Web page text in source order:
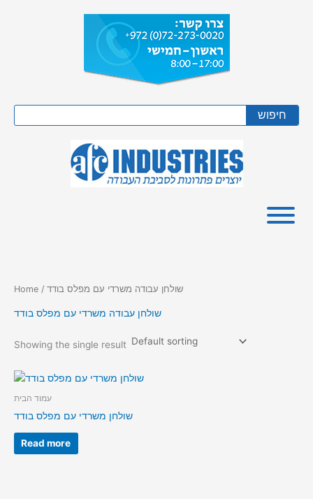
חיפוש
Home / שולחן עבודה משרדי עם מפלס בודד
שולחן עבודה משרדי עם מפלס בודד
Showing the single result
עמוד הבית
שולחן משרדי עם מפלס בודד
Read more